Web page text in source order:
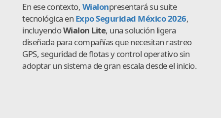
En ese contexto, Wialonpresentará su suite
tecnológica en Expo Seguridad México 2026,
incluyendoWialon Lite, una solución ligera
diseñada para compañías que necesitan rastreo
GPS, seguridad de flotas y control operativo sin
adoptar un sistema de gran escala desde el inicio.